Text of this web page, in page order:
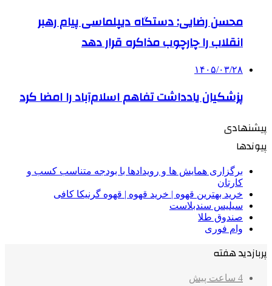
محسن رضایی: دستگاه دیپلماسی پیام رهبر
انقلاب را چارچوب مذاکره قرار دهد
۱۴۰۵/۰۳/۲۸
پزشکیان یادداشت تفاهم اسلام‌آباد را امضا کرد
پیشنهادی
پیوندها
برگزاری همایش ها و رویدادها با بودجه متناسب کسب و
کارتان
خرید بهترین قهوه | خرید قهوه | قهوه گرنیکا کافی
سیلیس سندبلاست
صندوق طلا
وام فوری
پربازدید هفته
4 ساعت پیش